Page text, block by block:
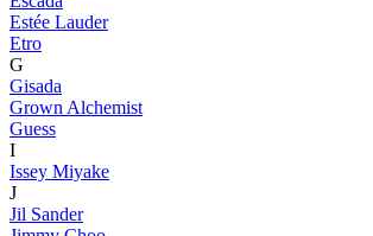
Estée Lauder
Etro
G
Gisada
Grown Alchemist
Guess
I
Issey Miyake
J
Jil Sander